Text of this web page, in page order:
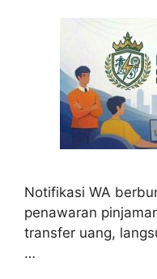
Notifikasi WA
penawaran
transfer uang,
…